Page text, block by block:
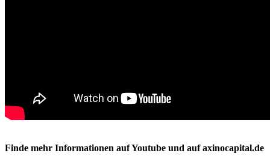
Finde mehr Informationen auf Youtube und auf axinocapital.de